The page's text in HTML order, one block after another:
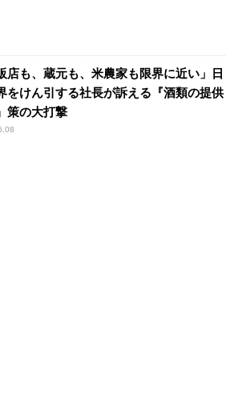
店も、蔵元も、米農家も限界に近い」日
をけん引する社長が訴える『酒類の提供
策の大打撃